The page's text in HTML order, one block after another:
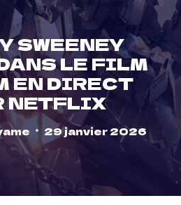
SWEENEY
LE FILM
EN DIRECT
NETFLIX
29 janvier 2026